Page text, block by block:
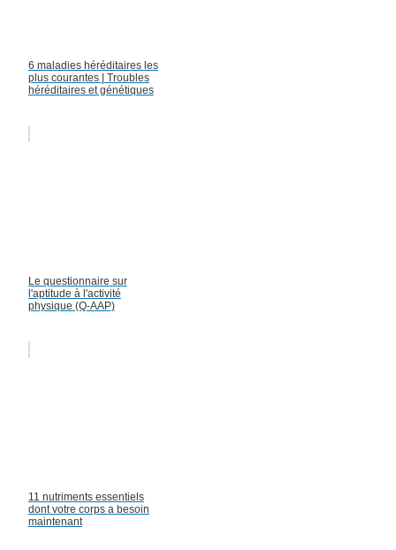
6 maladies héréditaires les
plus courantes | Troubles
héréditaires et génétiques
Le questionnaire sur
l'aptitude à l'activité
physique (Q-AAP)
11 nutriments essentiels
dont votre corps a besoin
maintenant